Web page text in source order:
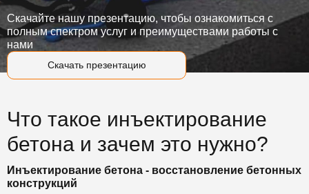
Скачать презентацию
Скачайте нашу презентацию, чтобы ознакомиться с
полным спектром услуг и преимуществами работы с
нами
Что такое инъектирование
бетона и зачем это нужно?
Инъектирование бетона - восстановление бетонных
конструкций